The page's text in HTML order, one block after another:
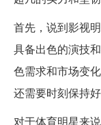
首先，说到影视
具备出色的演技
色需求和市场变
还需要时刻保持
对于体育明星来